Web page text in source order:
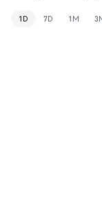
1D 7D 1M